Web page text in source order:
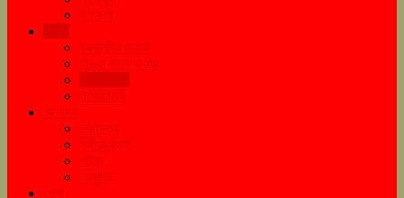
রূপকলা
ঘুরনচন্ডীর ডায়রি
যাওয়া মানে খাওয়া
পথের দাবি
বিনোদন
চলচ্চিত্র
সঙ্গীত-নৃত্য
নাটক
অনুষ্ঠান
খেলা